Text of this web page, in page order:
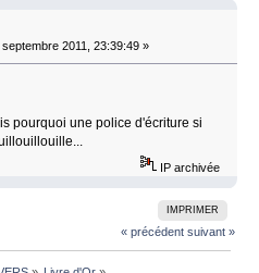
septembre 2011, 23:39:49 »
pourquoi une police d'écriture si
IP archivée
IMPRIMER
« précédent suivant »